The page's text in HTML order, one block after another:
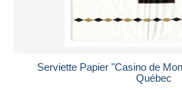
Serviette Papier "Casino de
Québec